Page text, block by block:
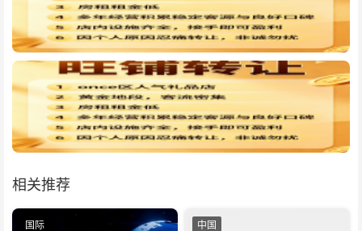
相关推荐
国际 中国